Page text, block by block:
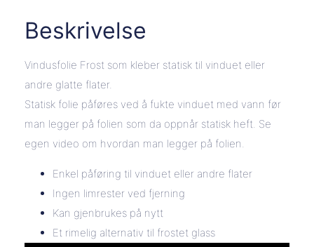
Beskrivelse
Vindusfolie Frost som kleber statisk til vinduet eller
andre glatte flater.
Statisk folie påføres ved å fukte vinduet med vann før
man legger på folien som da oppnår statisk heft. Se
egen video om hvordan man legger på folien.
Enkel påføring til vinduet eller andre flater
Ingen limrester ved fjerning
Kan gjenbrukes på nytt
Et rimelig alternativ til frostet glass